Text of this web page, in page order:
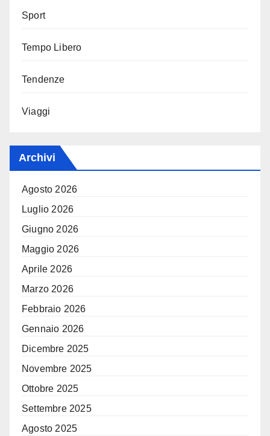
Sport
Tempo Libero
Tendenze
Viaggi
Archivi
Agosto 2026
Luglio 2026
Giugno 2026
Maggio 2026
Aprile 2026
Marzo 2026
Febbraio 2026
Gennaio 2026
Dicembre 2025
Novembre 2025
Ottobre 2025
Settembre 2025
Agosto 2025